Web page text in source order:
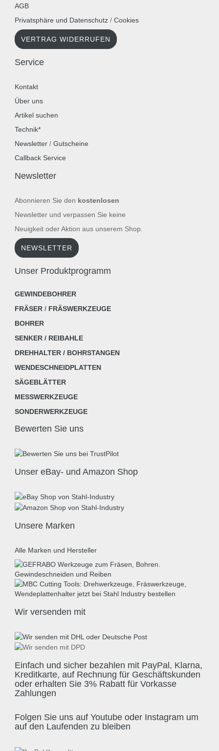
AGB
Privatsphäre und Datenschutz / Cookies
VERTRAG WIDERRUFEN
Service
Kontakt
Über uns
Artikel suchen
Technik*
Newsletter / Gutscheine
Callback Service
Newsletter
Abonnieren Sie den kostenlosen
Newsletter und verpassen Sie keine
Neuigkeit oder Aktion aus unserem Shop.
NEWSLETTER
Unser Produktprogramm
GEWINDEBOHRER
FRÄSER / FRÄSWERKZEUGE
BOHRER
SENKER / REIBAHLE
DREHHALTER / BOHRSTANGEN
WENDESCHNEIDPLATTEN
SÄGEBLÄTTER
MESSWERKZEUGE
SONDERWERKZEUGE
Bewerten Sie uns
Unser eBay- und Amazon Shop
Unsere Marken
Alle Marken und Hersteller
Wir versenden mit
Einfach und sicher bezahlen mit PayPal, Klarna,
Kreditkarte, auf Rechnung für Geschäftskunden
oder erhalten Sie 3% Rabatt für Vorkasse
Zahlungen
Folgen Sie uns auf Youtube oder Instagram um
auf den Laufenden zu bleiben